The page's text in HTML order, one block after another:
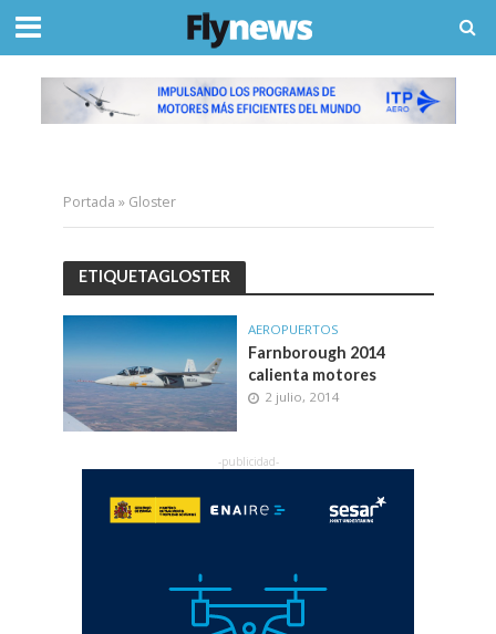
Portada » Gloster
ETIQUETAGLOSTER
AEROPUERTOS
Farnborough 2014
calienta motores
2 julio, 2014